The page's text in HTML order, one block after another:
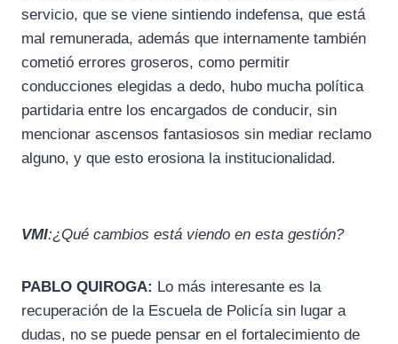
servicio, que se viene sintiendo indefensa, que está
mal remunerada, además que internamente también
cometió errores groseros, como permitir
conducciones elegidas a dedo, hubo mucha política
partidaria entre los encargados de conducir, sin
mencionar ascensos fantasiosos sin mediar reclamo
alguno, y que esto erosiona la institucionalidad.
VMI:¿Qué cambios está viendo en esta gestión?
PABLO QUIROGA: Lo más interesante es la
recuperación de la Escuela de Policía sin lugar a
dudas, no se puede pensar en el fortalecimiento de